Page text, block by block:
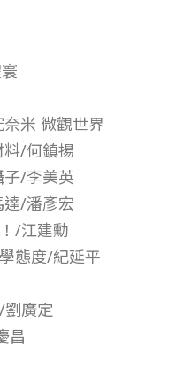
米 微觀世界
/何鎮揚
/李美英
/潘彥宏
/江建勳
態度/紀延平
廣定
昌